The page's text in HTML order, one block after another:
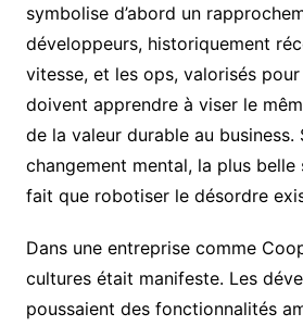
symbolise d’abord un
développeurs, historiquement
vitesse, et les ops, valorisés
doivent apprendre à viser le
de la valeur durable au business.
changement mental, la plus
fait que robotiser le désordre
Dans une entreprise comme
cultures était manifeste. Les
poussaient des fonctionnalités